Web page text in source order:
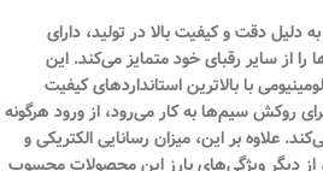
دلیل دقت و کیفیت بالا در تولید، دارای
از سایر رقبای خود متمایز می‌کند. این
با بالاترین استانداردهای کیفیت
روکش سیم‌ها به کار می‌رود، از ورود هرگونه
علاوه بر این، میزان رسانایی الکتریکی و
از دیگر ویژگی‌های بارز این محصولات محسوب